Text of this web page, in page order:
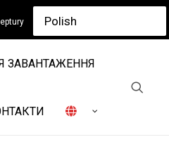
ЗАВАНТАЖЕННЯ